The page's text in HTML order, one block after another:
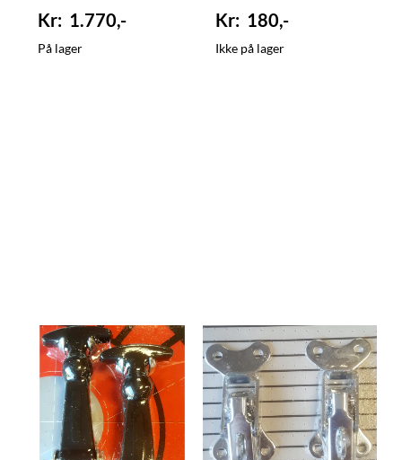
1.770,-
På lager
180,-
Ikke på lager